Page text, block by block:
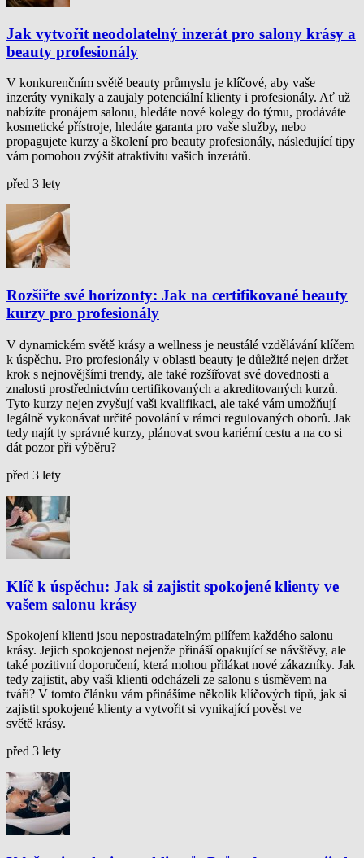
Jak vytvořit neodolatelný inzerát pro salony krásy a
beauty profesionály
V konkurenčním světě beauty průmyslu je klíčové, aby vaše
inzeráty vynikaly a zaujaly potenciální klienty i profesionály. Ať už
nabízíte pronájem salonu, hledáte nové kolegy do týmu, prodáváte
kosmetické přístroje, hledáte garanta pro vaše služby, nebo
propagujete kurzy a školení pro beauty profesionály, následující tipy
vám pomohou zvýšit atraktivitu vašich inzerátů.
před 3 lety
Rozšiřte své horizonty: Jak na certifikované beauty
kurzy pro profesionály
V dynamickém světě krásy a wellness je neustálé vzdělávání klíčem
k úspěchu. Pro profesionály v oblasti beauty je důležité nejen držet
krok s nejnovějšími trendy, ale také rozšiřovat své dovednosti a
znalosti prostřednictvím certifikovaných a akreditovaných kurzů.
Tyto kurzy nejen zvyšují vaši kvalifikaci, ale také vám umožňují
legálně vykonávat určité povolání v rámci regulovaných oborů. Jak
tedy najít ty správné kurzy, plánovat svou kariérní cestu a na co si
dát pozor při výběru?
před 3 lety
Klíč k úspěchu: Jak si zajistit spokojené klienty ve
vašem salonu krásy
Spokojení klienti jsou nepostradatelným pilířem každého salonu
krásy. Jejich spokojenost nejenže přináší opakující se návštěvy, ale
také pozitivní doporučení, která mohou přilákat nové zákazníky. Jak
tedy zajistit, aby vaši klienti odcházeli ze salonu s úsměvem na
tváři? V tomto článku vám přinášíme několik klíčových tipů, jak si
zajistit spokojené klienty a vytvořit si vynikající pověst ve
světě krásy.
před 3 lety